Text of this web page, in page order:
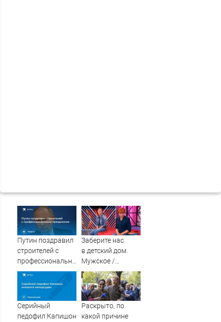
Путин поздравил
строителей с
профессиональным
праздником
Заберите нас
в детский дом.
Мужское /
Женское. Самые
драматичные
моменты выпуска
от 25.09.2019
Серийный
педофил Капишон
Раскрыто, по
какой причине